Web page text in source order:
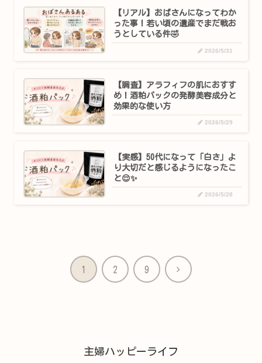
【リアル】おばさんになってわか
った事！若い頃の遺産でまだ戦お
うとしている件🤣
2026/5/31
【調査】アラフィフの肌におすす
め！酒粕パックの発酵美容成分と
効果的な使い方
2026/5/29
【実感】50代になって「白さ」よ
り大切だと感じるようになったこ
と😌✨
2026/5/28
1 2 9 次
主婦ハッピーライフ